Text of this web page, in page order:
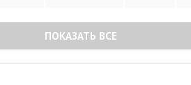
ПОКАЗАТЬ ВСЕ